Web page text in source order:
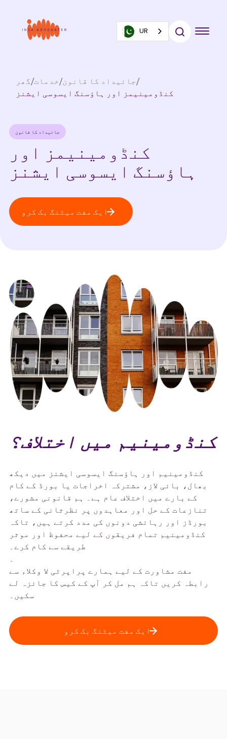
UR
گھر/خدمات/جائیداد کا قانون/
کنڈومینیمز اور ہاؤسنگ ایسوسی ایشنز
جائیداد کا قانون
کنڈومینیمز اور
ہاؤسنگ ایسوسی ایشنز
ایک مفت میٹنگ بک کرو
کنڈومینیم میں اختلاف؟
کنڈومینیم اور ہاؤسنگ ایسوسی ایشنز میں دیکھ
بھال، بائی لاز، مشترکہ اخراجات یا بورڈ کے کام
کے بارے میں اختلاف عام ہے۔ ہم قانونی مشورے،
تنازعات کے حل اور معاہدوں پر نظرثانی کے ساتھ
بورڈز اور رہائشی دونوں کی مدد کرتے ہیں، تاکہ
کنڈومینیم تمام فریقوں کے لیے محفوظ اور موثر
طریقے سے کام کرے۔
۔
مفت مشاورت کے لیے ہمارے پراپرٹی لا وکلاء سے
رابطہ کریں تاکہ ہم مل کر آپ کے کیس کا جائزہ لے
سکیں۔
ایک مفت میٹنگ بک کرو